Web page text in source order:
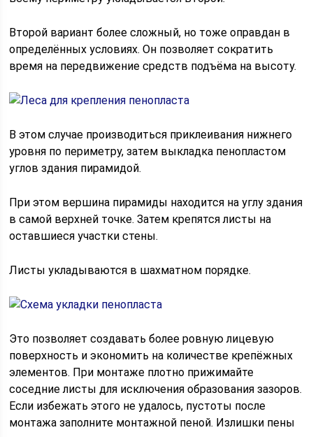
Второй вариант более сложный, но тоже оправдан в
определённых условиях. Он позволяет сократить
время на передвижение средств подъёма на высоту.
В этом случае производиться приклеивания нижнего
уровня по периметру, затем выкладка пенопластом
углов здания пирамидой.
При этом вершина пирамиды находится на углу здания
в самой верхней точке. Затем крепятся листы на
оставшиеся участки стены.
Листы укладываются в шахматном порядке.
Это позволяет создавать более ровную лицевую
поверхность и экономить на количестве крепёжных
элементов. При монтаже плотно прижимайте
соседние листы для исключения образования зазоров.
Если избежать этого не удалось, пустоты после
монтажа заполните монтажной пеной. Излишки пены